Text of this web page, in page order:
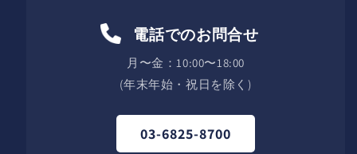
電話でのお問合せ
月〜金：10:00〜18:00
(年末年始・祝日を除く)
03-6825-8700